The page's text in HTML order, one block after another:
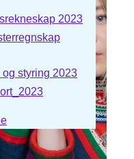
2023
styring 2023